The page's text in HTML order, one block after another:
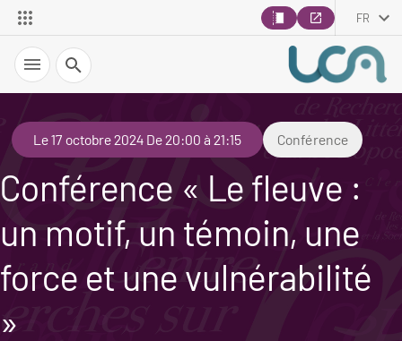
FR
Recherche
Le 17 octobre 2024 De 20:00 à 21:15 Conférence
Conférence « Le fleuve :
un motif, un témoin, une
force et une vulnérabilité
»